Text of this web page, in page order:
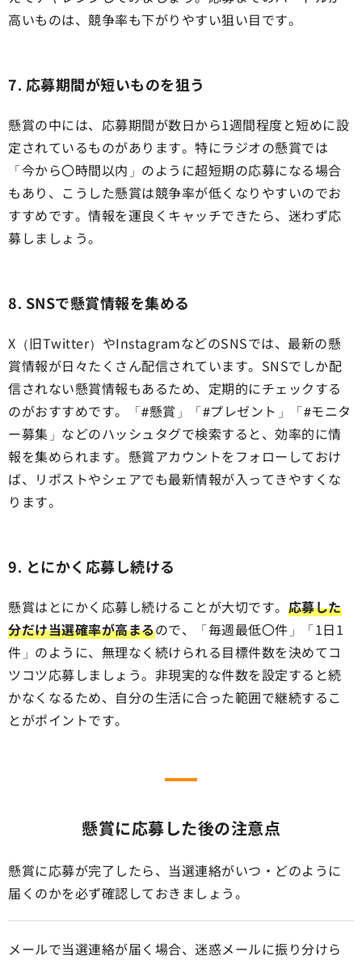
高いものは、競争率も下がりやすい狙い目です。
7. 応募期間が短いものを狙う
懸賞の中には、応募期間が数日から1週間程度と短めに設
定されているものがあります。特にラジオの懸賞では
「今から〇時間以内」のように超短期の応募になる場合
もあり、こうした懸賞は競争率が低くなりやすいのでお
すすめです。情報を運良くキャッチできたら、迷わず応
募しましょう。
8. SNSで懸賞情報を集める
X（旧Twitter）やInstagramなどのSNSでは、最新の懸
賞情報が日々たくさん配信されています。SNSでしか配
信されない懸賞情報もあるため、定期的にチェックする
のがおすすめです。「#懸賞」「#プレゼント」「#モニタ
ー募集」などのハッシュタグで検索すると、効率的に情
報を集められます。懸賞アカウントをフォローしておけ
ば、リポストやシェアでも最新情報が入ってきやすくな
ります。
9. とにかく応募し続ける
懸賞はとにかく応募し続けることが大切です。 応募した
分だけ当選確率が高まるので、「毎週最低〇件」「1日1
件」のように、無理なく続けられる目標件数を決めてコ
ツコツ応募しましょう。非現実的な件数を設定すると続
かなくなるため、自分の生活に合った範囲で継続するこ
とがポイントです。
懸賞に応募した後の注意点
懸賞に応募が完了したら、当選連絡がいつ・どのように
届くのかを必ず確認しておきましょう。
メールで当選連絡が届く場合、迷惑メールに振り分けら